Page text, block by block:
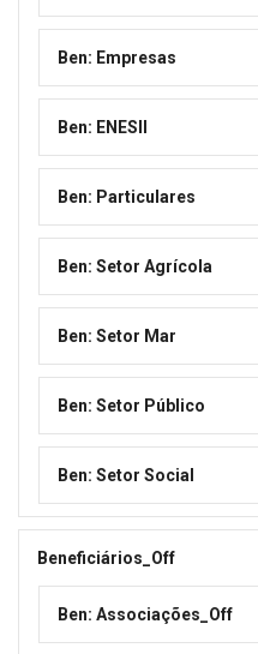
Ben: Empresas
Ben: ENESII
Ben: Particulares
Ben: Setor Agrícola
Ben: Setor Mar
Ben: Setor Público
Ben: Setor Social
Beneficiários_Off
Ben: Associações_Off